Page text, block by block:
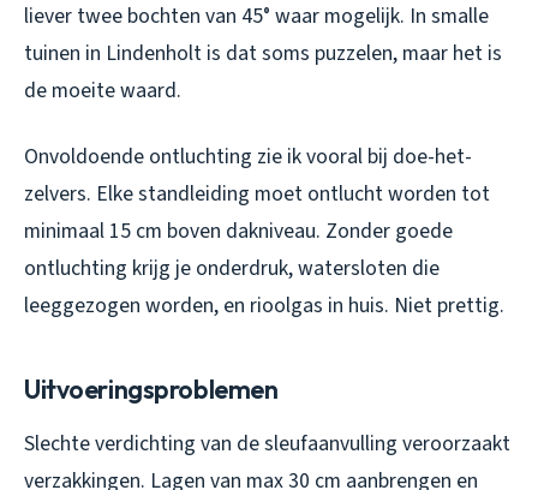
liever twee bochten van 45° waar mogelijk. In smalle
tuinen in Lindenholt is dat soms puzzelen, maar het is
de moeite waard.
Onvoldoende ontluchting zie ik vooral bij doe-het-
zelvers. Elke standleiding moet ontlucht worden tot
minimaal 15 cm boven dakniveau. Zonder goede
ontluchting krijg je onderdruk, watersloten die
leeggezogen worden, en rioolgas in huis. Niet prettig.
Uitvoeringsproblemen
Slechte verdichting van de sleufaanvulling veroorzaakt
verzakkingen. Lagen van max 30 cm aanbrengen en